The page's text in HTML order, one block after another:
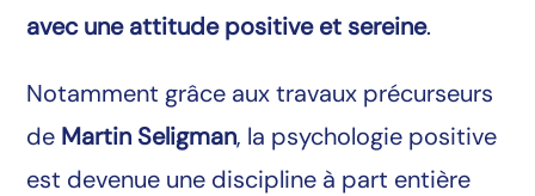
avec une attitude positive et sereine.
Notamment grâce aux travaux précurseurs
de Martin Seligman, la psychologie positive
est devenue une discipline à part entière